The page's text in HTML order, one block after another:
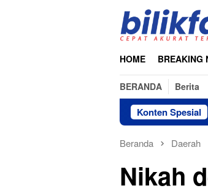
HOME BREAKING
BERANDA Berita
Konten Spesial
Beranda Daerah
Nikah